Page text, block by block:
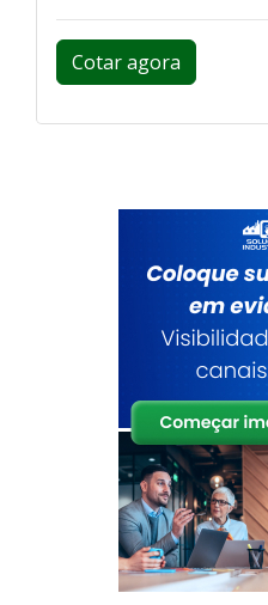
Cotar agora